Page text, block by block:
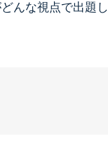
んな視点で出題